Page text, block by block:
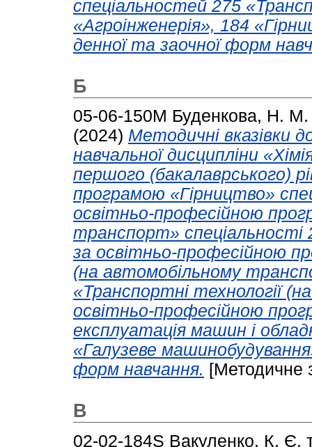
спеціальностей 275
«Агроінженерія», 184
денної та заочної форм
Б
05-06-150М Буденкова, Н. М.
(2024) Методичні вказівки
навчальної дисципліни
першого (бакалаврського)
програмою «Гірництво»
освітньо-професійною
транспорт»
за освітньо-професійною
(на автомобільному
«Транспортні технології
освітньо-професійною
експлуатація машин і
«Галузеве
форм навчання. [Методичне
В
02-02-184S Вакуленко, К. Є.